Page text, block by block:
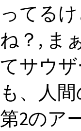
ってる
ね？, ま
てサウ
も、人
第2のア